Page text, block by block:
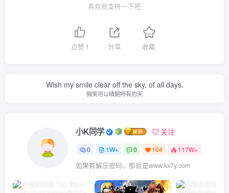
喜欢就支持一下吧
点赞 1 分享 收藏
Wish my smile clear off the sky, of all days.
微笑可以晴朗所有的天
小K同学 关注
0 1W+ 0 104 117W+
如果有解压密码，那就是www.kx7y.com